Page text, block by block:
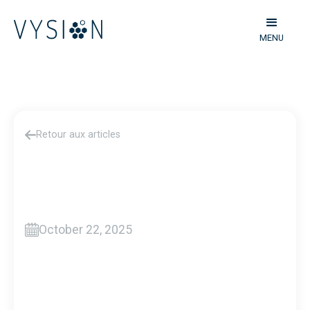
MENU
Retour aux articles
October 22, 2025